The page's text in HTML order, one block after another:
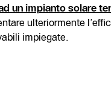
un impianto solare
ulteriormente
impiegate.